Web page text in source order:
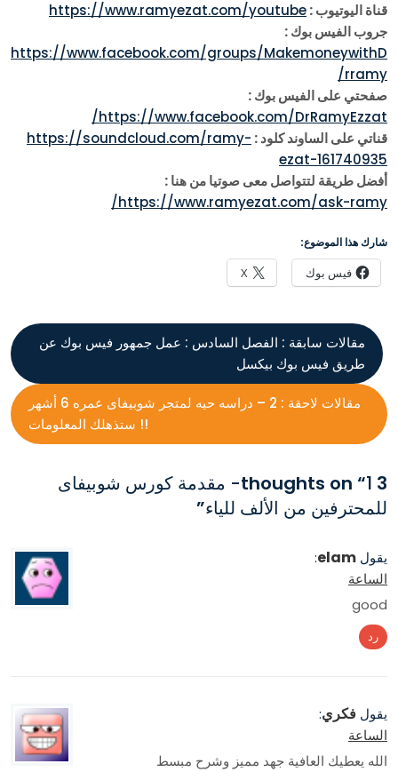
قناة اليوتيوب :https://www.ramyezat.com/youtube
جروب الفيس بوك :
https://www.facebook.com/groups/MakemoneywithD
rramy/
صفحتي على الفيس بوك :
https://www.facebook.com/DrRamyEzzat/
قناتي على الساوند كلود : https://soundcloud.com/ramy-
ezat-161740935
أفضل طريقة لتتواصل معى صوتيا من هنا :
https://www.ramyezat.com/ask-ramy/
شارك هذا الموضوع:
فيس بوك X
مقالات سابقة : الفصل السادس : عمل جمهور فيس بوك عن
طريق فيس بوك بيكسل
مقالات لاحقة :
2 – دراسه حيه لمتجر شوبيفاى عمره 6 أشهر
!! ستذهلك المعلومات
3 thoughts on “
1- مقدمة كورس شوبيفاى
للمحترفين من الألف للياء”
يقول elam
:
الساعة
good
رد
يقول فكري:
الساعة
الله يعطيك العافية جهد مميز وشرح مبسط